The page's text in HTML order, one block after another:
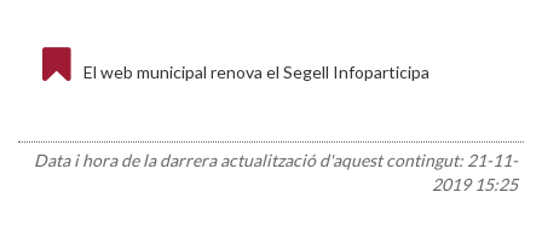
El web municipal renova el Segell Infoparticipa
Data i hora de la darrera actualització d'aquest contingut: 21-11-
2019 15:25